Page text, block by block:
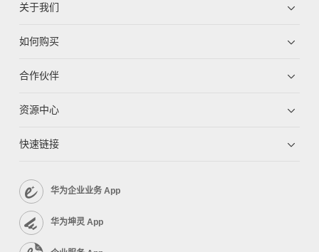
关于我们
如何购买
合作伙伴
资源中心
快速链接
华为企业业务 App
华为坤灵 App